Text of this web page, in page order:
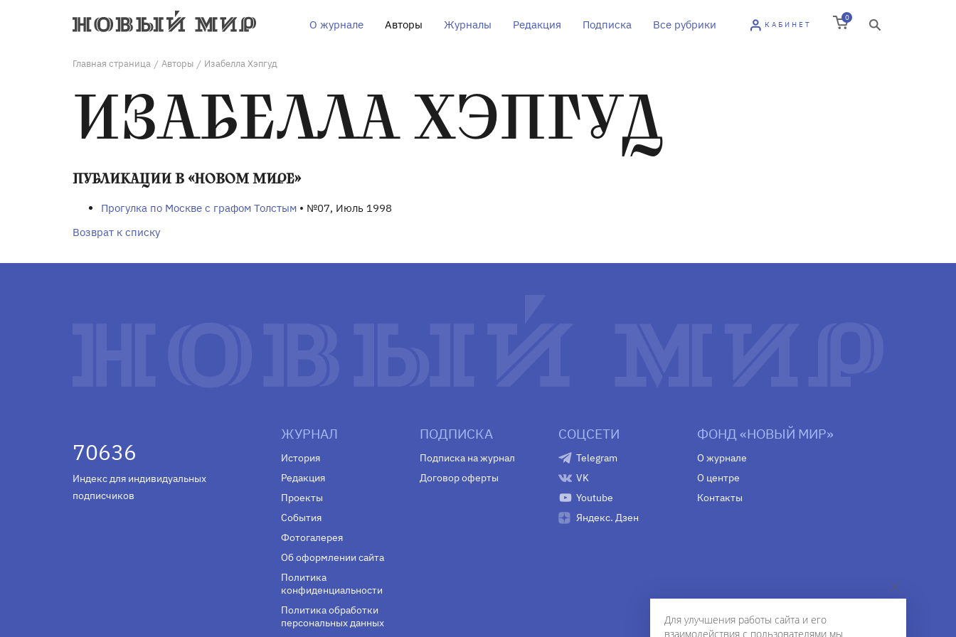
О журнале Авторы Журналы Редакция Подписка Все рубрики КАБИНЕТ
0
Главная страница / Авторы / Изабелла Хэпгуд
ИЗАБЕЛЛА ХЭПГУД
ПУБЛИКАЦИИ В «НОВОМ МИРЕ»
Прогулка по Москве с графом Толстым • №07, Июль 1998
Возврат к списку
70636
Индекс для индивидуальных
подписчиков
ЖУРНАЛ
История
Редакция
Проекты
События
Фотогалерея
Об оформлении сайта
Политика
конфиденциальности
Политика обработки
персональных данных
ПОДПИСКА
Подписка на журнал
Договор оферты
СОЦСЕТИ
Telegram
VK
Youtube
Яндекс. Дзен
ФОНД «НОВЫЙ МИР»
О журнале
О центре
Контакты
Для улучшения работы сайта и его
взаимодействия с пользователями мы